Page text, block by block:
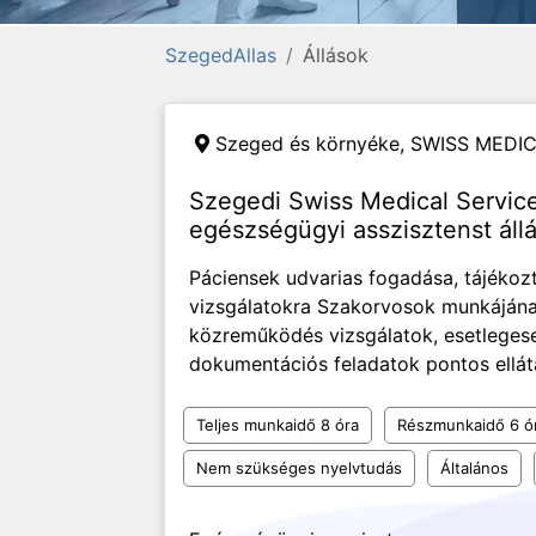
SzegedAllas Állások
Szeged és környéke, SWISS
Szegedi Swiss Medical
egészségügyi asszisztenst
Páciensek udvarias fogadása,
vizsgálatokra Szakorvosok
közreműködés vizsgálatok,
dokumentációs feladatok pontos
Teljes munkaidő 8 óra Részmunkaidő 6
Nem szükséges nyelvtudás Általános